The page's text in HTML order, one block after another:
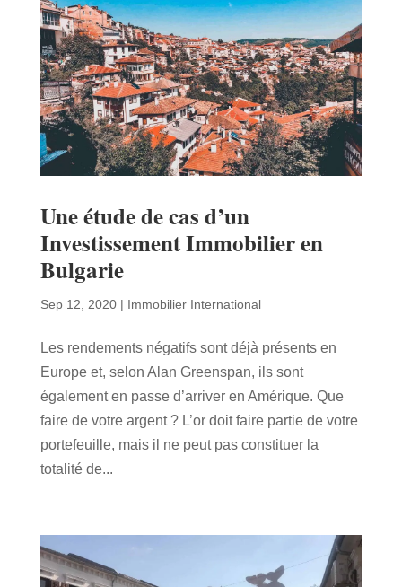
Une étude de cas d’un
Investissement Immobilier en
Bulgarie
Sep 12, 2020| Immobilier International
Les rendements négatifs sont déjà présents en
Europe et, selon Alan Greenspan, ils sont
également en passe d’arriver en Amérique. Que
faire de votre argent ? L’or doit faire partie de votre
portefeuille, mais il ne peut pas constituer la
totalité de...